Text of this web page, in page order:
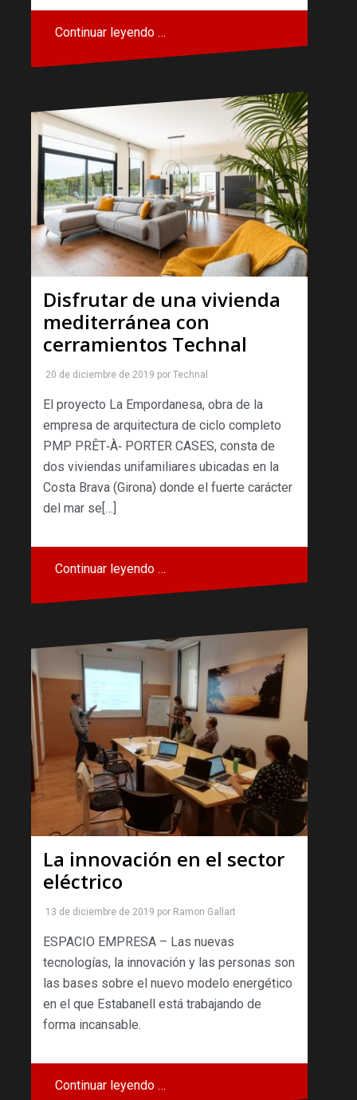
Continuar leyendo …
Disfrutar de una vivienda
mediterránea con
cerramientos Technal
20 de diciembre de 2019 por Technal
El proyecto La Empordanesa, obra de la
empresa de arquitectura de ciclo completo
PMP PRÊT‐À‐ PORTER CASES, consta de
dos viviendas unifamiliares ubicadas en la
Costa Brava (Girona) donde el fuerte carácter
del mar se[…]
Continuar leyendo …
La innovación en el sector
eléctrico
13 de diciembre de 2019 por Ramon Gallart
ESPACIO EMPRESA – Las nuevas
tecnologías, la innovación y las personas son
las bases sobre el nuevo modelo energético
en el que Estabanell está trabajando de
forma incansable.
Continuar leyendo …